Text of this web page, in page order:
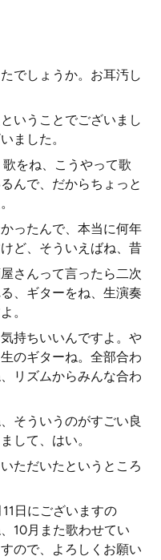
でしょうか。お耳汚し
いうことでございまし
ました。
をね、こうやって歌
んで、だからちょっと
ったんで、本当に何年
ど、そういえばね、昔
さんって言ったら二次
、ギターをね、生演奏
。
持ちいいんですよ。や
のギターね。全部合わ
リズムからみんな合わ
そういうのがすごい良
して、はい。
ただいたというところ
日にございますの
10月また歌わせてい
ので、よろしくお願い